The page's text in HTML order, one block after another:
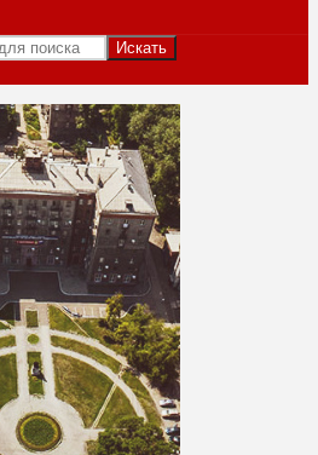
Искать